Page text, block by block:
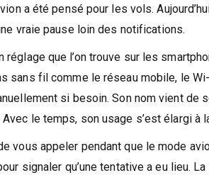
a été pensé pour les vols.
vraie pause loin des notifications.
réglage que l’on trouve sur les
sans fil comme le réseau mobile, le
si besoin. Son nom vient
le temps, son usage s’est élargi à
vous appeler pendant que le mode
signaler qu’une tentative a eu lieu.